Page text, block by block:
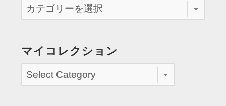
マイコレクション